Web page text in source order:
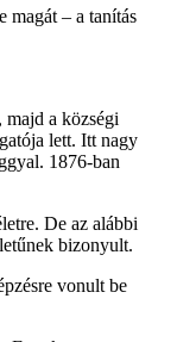
magát – a tanítás
majd a községi
lett. Itt nagy
1876-ban
De az alábbi
bizonyult.
vonult be